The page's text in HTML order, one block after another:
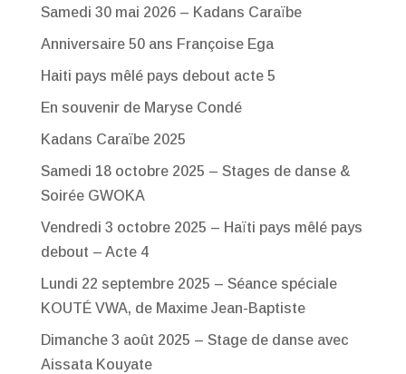
Samedi 30 mai 2026 – Kadans Caraïbe
Anniversaire 50 ans Françoise Ega
Haiti pays mêlé pays debout acte 5
En souvenir de Maryse Condé
Kadans Caraïbe 2025
Samedi 18 octobre 2025 – Stages de danse &
Soirée GWOKA
Vendredi 3 octobre 2025 – Haïti pays mêlé pays
debout – Acte 4
Lundi 22 septembre 2025 – Séance spéciale
KOUTÉ VWA, de Maxime Jean-Baptiste
Dimanche 3 août 2025 – Stage de danse avec
Aissata Kouyate